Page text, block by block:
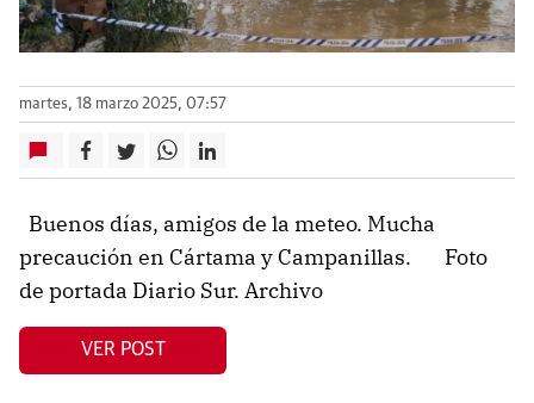
martes, 18 marzo 2025, 07:57
Buenos días, amigos de la meteo. Mucha
precaución en Cártama y Campanillas. Foto
de portada Diario Sur. Archivo
VER POST